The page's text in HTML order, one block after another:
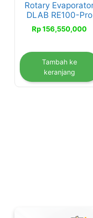
Rotary
DLAB RE100-Pro
Rp156,550,000
Tambah ke
keranjang